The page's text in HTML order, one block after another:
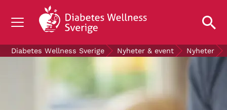
OM DIABETES
Diabetes Wellness Sverige Nyheter & event Nyheter